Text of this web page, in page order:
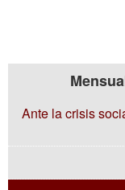
Ante la crisis